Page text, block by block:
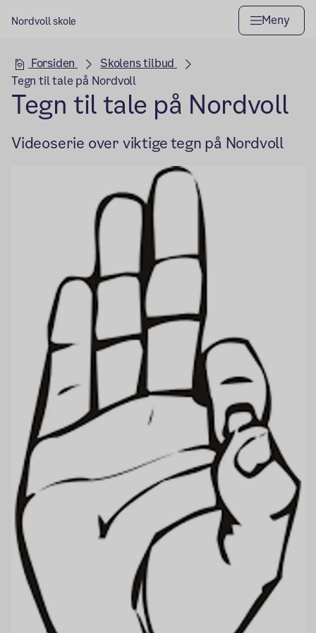
Nordvoll skole Meny
Hovedseksjon
Forsiden
Skolens tilbud
Tegn til tale på Nordvoll
Tegn til tale på Nordvoll
Videoserie over viktige tegn på Nordvoll